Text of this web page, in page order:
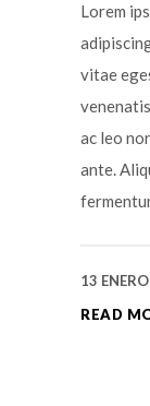
Lorem
vitae
ac leo
ante.
13
READ